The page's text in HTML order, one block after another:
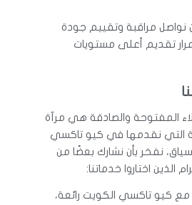
نواصل مراقبة وتقييم جودة
تقديم أعلى مستويات
المفتوحة والصادقة هي مرآة
التي نقدمها في كيو تاكسي
نفخر بأن نشارك بعضًا من
الذين اختاروا خدماتنا:
كيو تاكسي الكويت رائعة،